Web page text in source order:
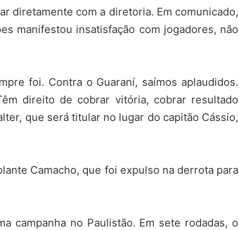
diretamente com a diretoria. Em comunicado,
manifestou insatisfação com jogadores, não
foi. Contra o Guaraní, saímos aplaudidos.
direito de cobrar vitória, cobrar resultado
que será titular no lugar do capitão Cássio,
Camacho, que foi expulso na derrota para
campanha no Paulistão. Em sete rodadas, o